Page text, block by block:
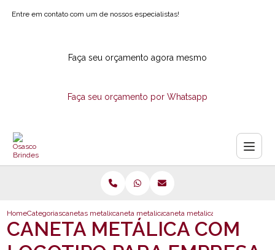
Entre em contato com um de nossos especialistas!
Faça seu orçamento agora mesmo
Faça seu orçamento por Whatsapp
HomeCategoriascanetas metalicascaneta metalica com lasercaneta metalica com logotipo
CANETA METÁLICA COM